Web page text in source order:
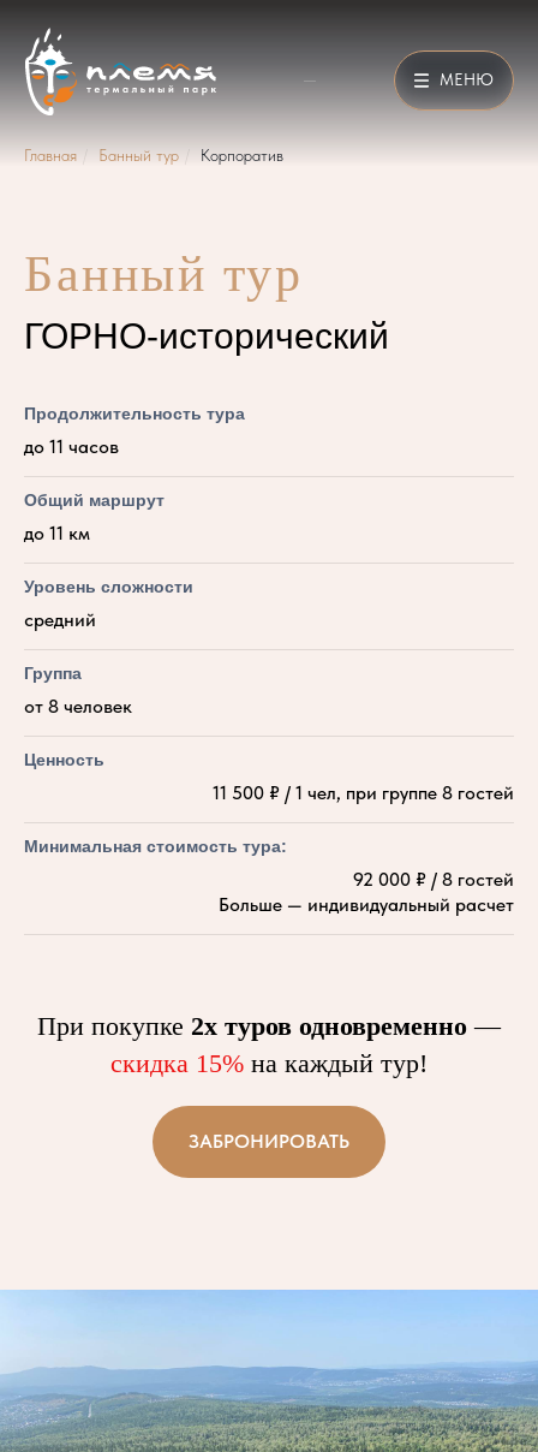
МЕНЮ
Главная / Банный тур / Корпоратив
Банный тур
ГОРНО-исторический
Продолжительность тура
до 11 часов
Общий маршрут
до 11 км
Уровень сложности
средний
Группа
от 8 человек
Ценность
11 500 ₽ / 1 чел, при группе 8 гостей
Минимальная стоимость тура:
92 000 ₽ / 8 гостей
Больше — индивидуальный расчет
При покупке 2х туров одновременно —
скидка 15% на каждый тур!
ЗАБРОНИРОВАТЬ